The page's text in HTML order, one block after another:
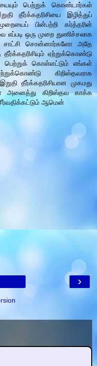
பெற்றுக் கொண்டார்கள்
தீர்க்கதரிசியை இழித்துப்
பின்பற்றி கர்த்தரின்
எப்படி ஒரு முறை துணிச்சலாக
சாட்சி சொன்னார்களோ அதே
ஏற்றுக்கொண்டு
பெற்றுக் கொள்ளட்டும் எங்கள்
கிறிஸ்தவராக
தீர்க்கதரிசியான முகமது
அனைத்து கிறிஸ்தவ காக்க
ஆமென்
›